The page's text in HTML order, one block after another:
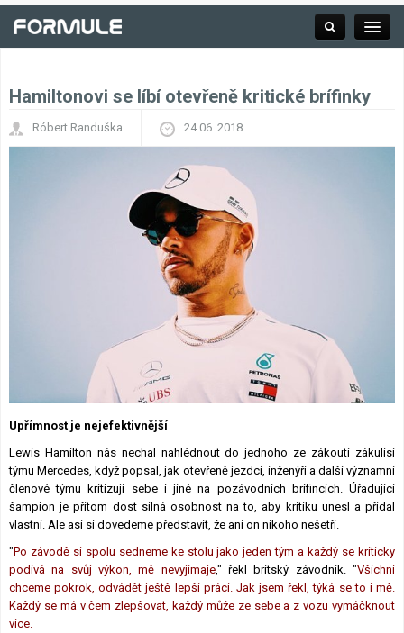
Týmy a jezdci F1
Okruhy F1
Hamiltonovi se líbí otevřeně kritické brífinky
Róbert Randuška 24.06. 2018
Upřímnost je nejefektivnější
Lewis Hamilton nás nechal nahlédnout do jednoho ze zákoutí zákulisí
týmu Mercedes, když popsal, jak otevřeně jezdci, inženýři a další významní
členové týmu kritizují sebe i jiné na pozávodních brífincích. Úřadující
šampion je přitom dost silná osobnost na to, aby kritiku unesl a přidal
vlastní. Ale asi si dovedeme představit, že ani on nikoho nešetří.
"Po závodě si spolu sedneme ke stolu jako jeden tým a každý se kriticky
podívá na svůj výkon, mě nevyjímaje," řekl britský závodník. "Všichni
chceme pokrok, odvádět ještě lepší práci. Jak jsem řekl, týká se to i mě.
Každý se má v čem zlepšovat, každý může ze sebe a z vozu vymáčknout
více.